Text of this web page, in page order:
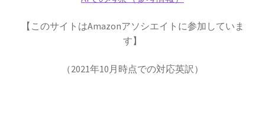
【兵器を発案し円周率を推定（幾何
【このサイトはAmazonアソシエイトに参加していま
す】
（2021年10月時点での対応英訳）